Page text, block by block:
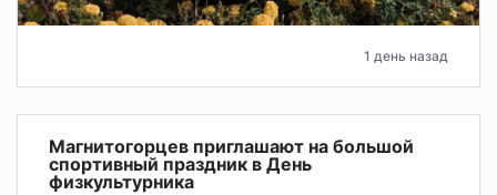
1 день назад
Магнитогорцев приглашают на большой
спортивный праздник в День
физкультурника